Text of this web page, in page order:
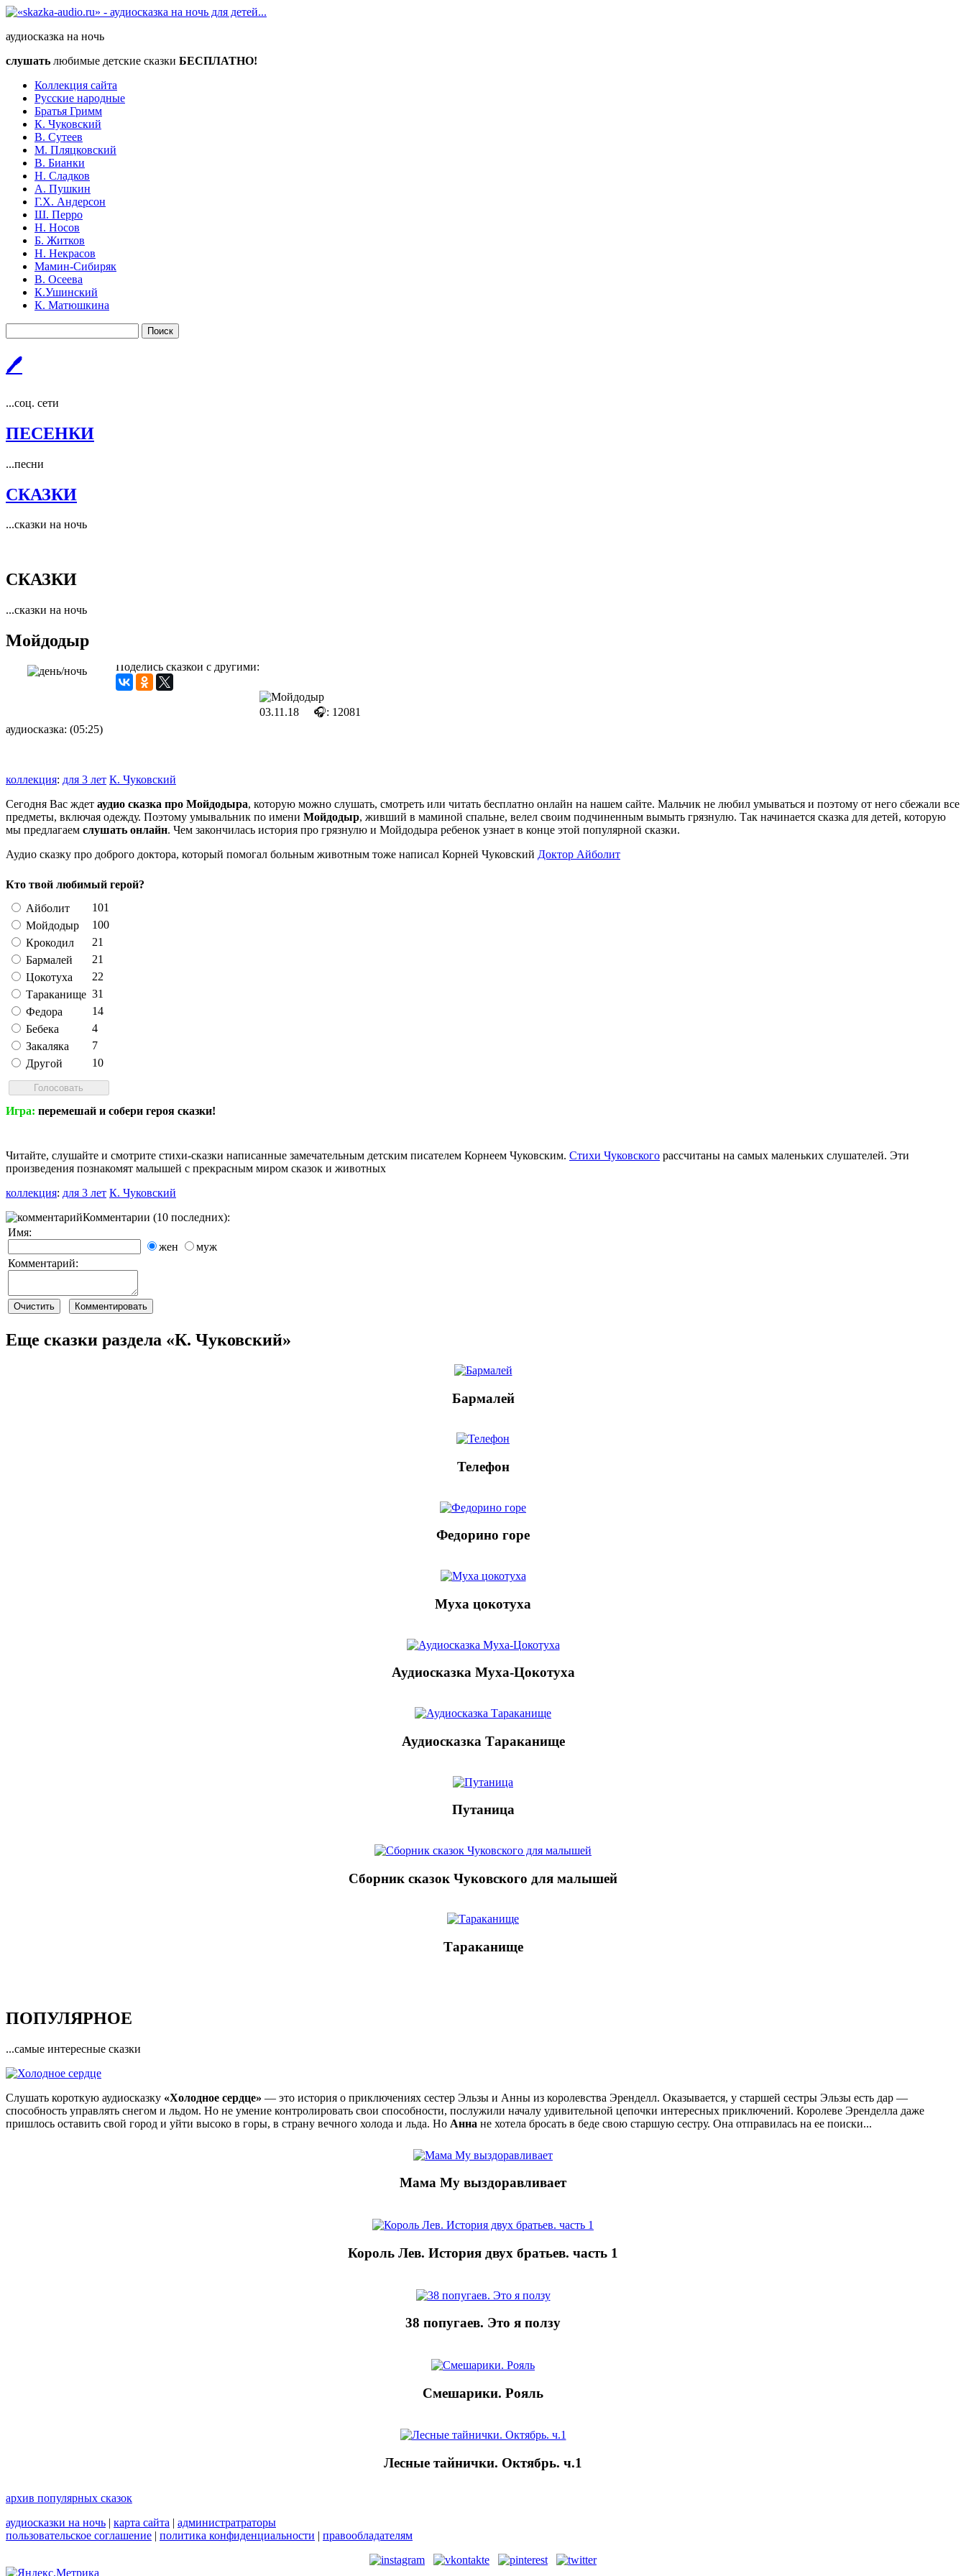
аудиосказка на ночь
слушать любимые детские сказки БЕСПЛАТНО!
Коллекция сайта
Русские народные
Братья Гримм
К. Чуковский
В. Сутеев
М. Пляцковский
В. Бианки
Н. Сладков
А. Пушкин
Г.Х. Андерсон
Ш. Перро
Н. Носов
Б. Житков
Н. Некрасов
Мамин-Сибиряк
В. Осеева
К.Ушинский
К. Матюшкина
Поиск
🖊
...соц. сети
ПЕСЕНКИ
...песни
СКАЗКИ
...сказки на ночь
СКАЗКИ
...сказки на ночь
Мойдодыр
Поделись сказкой с другими:
03.11.18
🎧: 12081
аудиосказка: (05:25)
коллекция: для 3 лет К. Чуковский
Сегодня Вас ждет аудио сказка про Мойдодыра, которую можно слушать, смотреть или читать бесплатно онлайн на нашем сайте. Мальчик не любил умываться и поэтому от него сбежали все
предметы, включая одежду. Поэтому умывальник по имени Мойдодыр, живший в маминой спальне, велел своим подчиненным вымыть грязнулю. Так начинается сказка для детей, которую
мы предлагаем слушать онлайн. Чем закончилась история про грязнулю и Мойдодыра ребенок узнает в конце этой популярной сказки.
Аудио сказку про доброго доктора, который помогал больным животным тоже написал Корней Чуковский Доктор Айболит
Кто твой любимый герой?
Айболит
101
Мойдодыр
100
Крокодил
21
Бармалей
21
Цокотуха
22
Тараканище 31
Федора
14
Бебека
4
Закаляка
7
Другой
10
Игра: перемешай и собери героя сказки!
Читайте, слушайте и смотрите стихи-сказки написанные замечательным детским писателем Корнеем Чуковским. Стихи Чуковского рассчитаны на самых маленьких слушателей. Эти
произведения познакомят малышей с прекрасным миром сказок и животных
коллекция: для 3 лет К. Чуковский
Комментарии (10 последних):
Имя:
жен
муж
Комментарий:
Еще сказки раздела «К. Чуковский»
Бармалей
Телефон
Федорино горе
Муха цокотуха
Аудиосказка Муха-Цокотуха
Аудиосказка Тараканище
Путаница
Сборник сказок Чуковского для малышей
Тараканище
ПОПУЛЯРНОЕ
...самые интересные сказки
Слушать короткую аудиосказку «Холодное сердце» — это история о приключениях сестер Эльзы и Анны из королевства Эренделл. Оказывается, у старшей сестры Эльзы есть дар —
способность управлять снегом и льдом. Но не умение контролировать свои способности, послужили началу удивительной цепочки интересных приключений. Королеве Эренделла даже
пришлось оставить свой город и уйти высоко в горы, в страну вечного холода и льда. Но Анна не хотела бросать в беде свою старшую сестру. Она отправилась на ее поиски...
Мама Му выздоравливает
Король Лев. История двух братьев. часть 1
38 попугаев. Это я ползу
Смешарики. Рояль
Лесные тайнички. Октябрь. ч.1
архив популярных сказок
аудиосказки на ночь | карта сайта | администратраторы
пользовательское соглашение | политика конфиденциальности | правообладателям